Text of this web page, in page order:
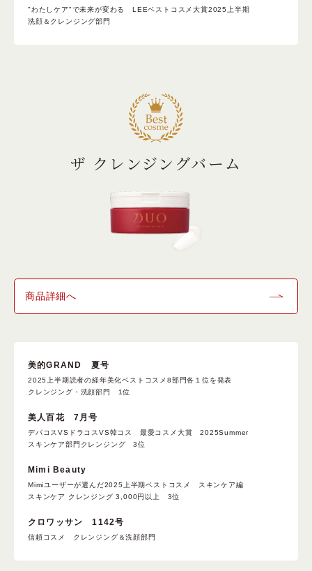
"わたしケア"で未来が変わる LEEベストコスメ大賞2025上半期
洗顔＆クレンジング部門
ザ クレンジングバーム
商品詳細へ
美的GRAND 夏号
2025上半期読者の経年美化ベストコスメ8部門各１位を発表
クレンジング・洗顔部門 1位
美人百花 7月号
デパコスVSドラコスVS韓コス 最愛コスメ大賞 2025Summer
スキンケア部門クレンジング 3位
Mimi Beauty
Mimiユーザーが選んだ2025上半期ベストコスメ スキンケア編
スキンケア クレンジング 3,000円以上 3位
クロワッサン 1142号
信頼コスメ クレンジング＆洗顔部門